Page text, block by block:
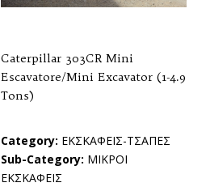
Caterpillar 303CR Mini
Escavatore/Mini Excavator (1-4.9
Tons)
Category: ΕΚΣΚΑΦΕΙΣ-ΤΣΑΠΕΣ
Sub-Category: ΜΙΚΡΟΙ
ΕΚΣΚΑΦΕΙΣ